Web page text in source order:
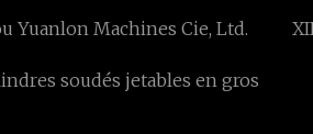
Yuanlon Machines Cie, Ltd.
soudés jetables en gros